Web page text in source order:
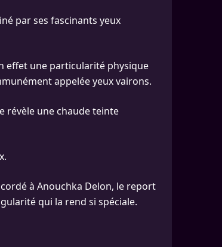
par ses fascinants yeux
effet une particularité physique
appelée yeux vairons.
révèle une chaude teinte
à Anouchka Delon, le report
qui la rend si spéciale.